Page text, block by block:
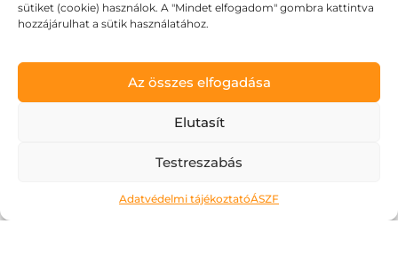
sütiket (cookie) használok. A "Mindet elfogadom" gombra kattintva
hozzájárulhat a sütik használatához.
Az összes elfogadása
Elutasít
Testreszabás
Adatvédelmi tájékoztatóÁSZF
Ne kockáztass!